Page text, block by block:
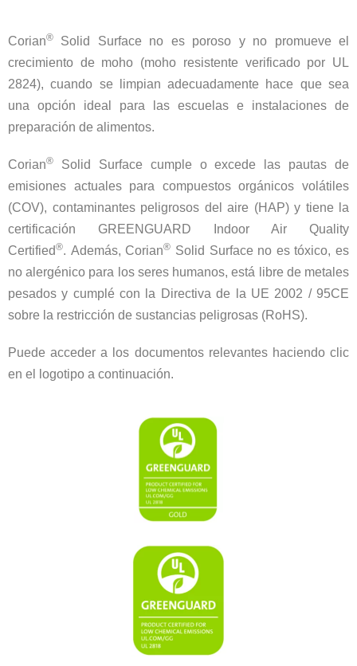
Corian®
Solid Surface no es poroso y no promueve el
crecimiento de moho (moho resistente verificado por UL
2824), cuando se limpian adecuadamente hace que sea
una opción ideal para las escuelas e instalaciones de
preparación de alimentos.
Corian®
Solid Surface cumple o excede las pautas de
emisiones actuales para compuestos orgánicos volátiles
(COV), contaminantes peligrosos del aire (HAP) y tiene la
certificación GREENGUARD Indoor Air Quality
Certified®. Además, Corian® Solid Surface no es tóxico, es
no alergénico para los seres humanos, está libre de metales
pesados y cumplé con la Directiva de la UE 2002 / 95CE
sobre la restricción de sustancias peligrosas (RoHS).
Puede acceder a los documentos relevantes haciendo clic
en el logotipo a continuación.